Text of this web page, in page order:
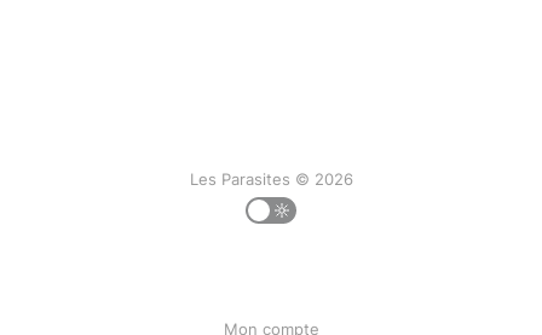
Les Parasites © 2026
Mon compte